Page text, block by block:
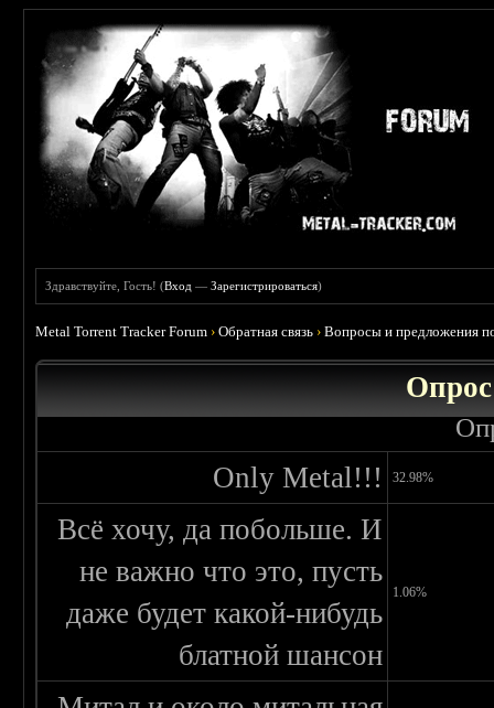
Здравствуйте, Гость! (Вход —Зарегистрироваться)
Metal Torrent Tracker Forum ›Обратная связь ›Вопросы и предложения
Only Metal!!! 32.98%
Всё хочу, да побольше. И
не важно что это, пусть
даже будет какой-нибудь
блатной шансон
1.06%